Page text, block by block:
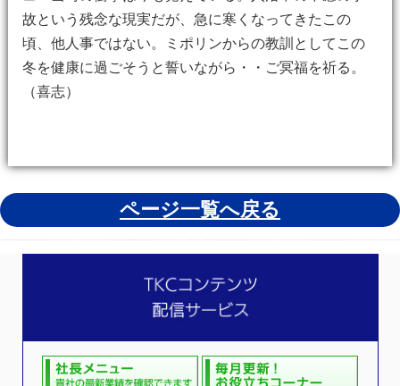
故という残念な現実だが、急に寒くなってきたこの
頃、他人事ではない。ミポリンからの教訓としてこの
冬を健康に過ごそうと誓いながら・・ご冥福を祈る。
（喜志）
ページ一覧へ戻る